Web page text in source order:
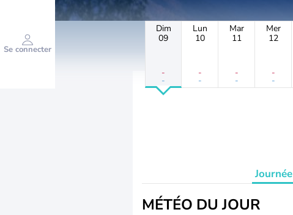
Se connecter
Dim
09
-
-
Lun
10
-
-
Mar
11
-
-
Mer
12
-
-
Journée
MÉTÉO DU JOUR